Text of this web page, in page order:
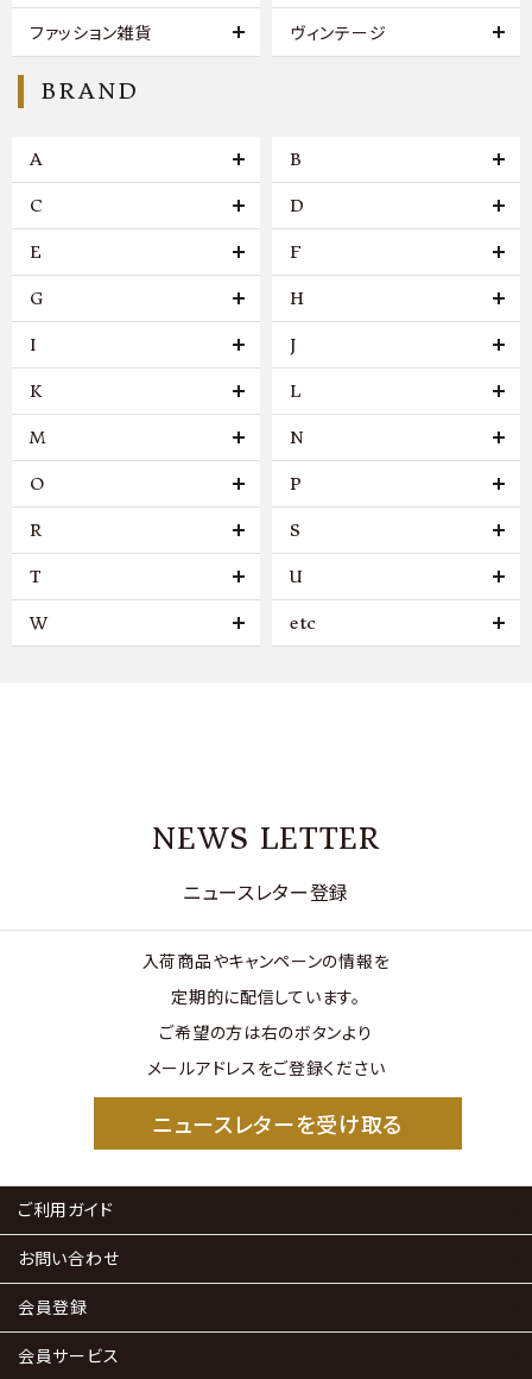
ファッション雑貨 ヴィンテージ
BRAND
A B
C D
E F
G H
I J
K L
M N
O P
R S
T U
W etc
NEWS LETTER
ニュースレター登録
入荷商品やキャンペーンの情報を
定期的に配信しています。
ご希望の方は右のボタンより
メールアドレスをご登録ください
ニュースレターを受け取る
ご利用ガイド
お問い合わせ
会員登録
会員サービス